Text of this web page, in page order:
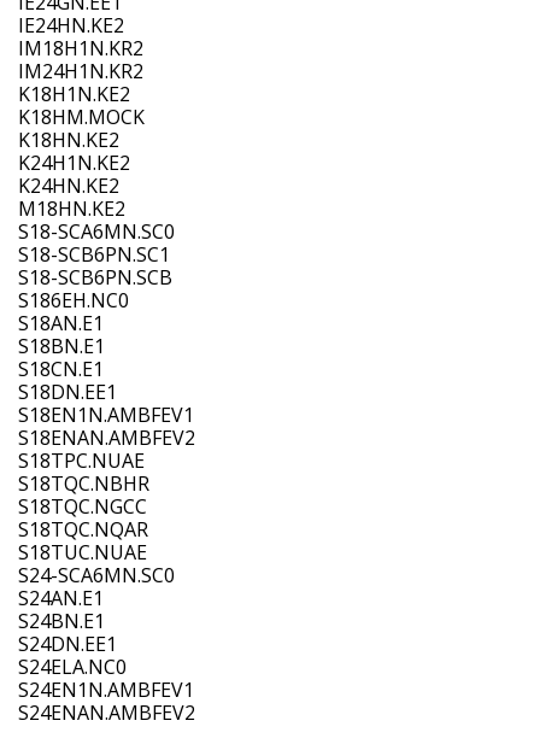
IE24HN.KE2
IM18H1N.KR2
IM24H1N.KR2
K18H1N.KE2
K18HM.MOCK
K18HN.KE2
K24H1N.KE2
K24HN.KE2
M18HN.KE2
S18-SCA6MN.SC0
S18-SCB6PN.SC1
S18-SCB6PN.SCB
S186EH.NC0
S18AN.E1
S18BN.E1
S18CN.E1
S18DN.EE1
S18EN1N.AMBFEV1
S18ENAN.AMBFEV2
S18TPC.NUAE
S18TQC.NBHR
S18TQC.NGCC
S18TQC.NQAR
S18TUC.NUAE
S24-SCA6MN.SC0
S24AN.E1
S24BN.E1
S24DN.EE1
S24ELA.NC0
S24EN1N.AMBFEV1
S24ENAN.AMBFEV2